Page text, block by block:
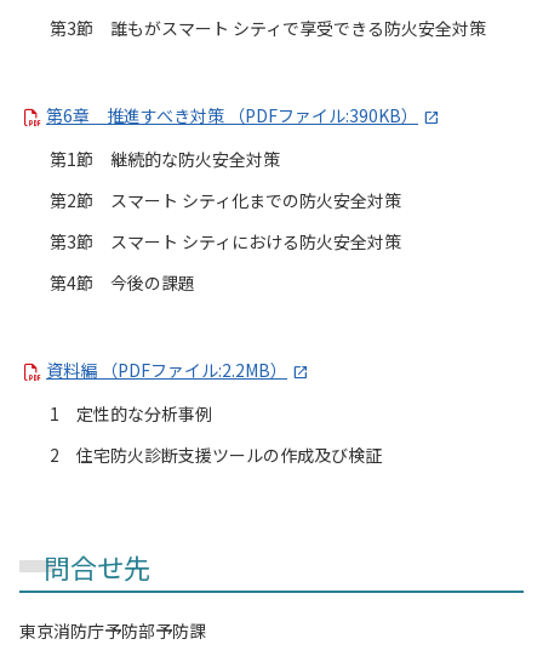
第3節 誰もがスマート シティで享受できる防火安全対策
第6章 推進すべき対策 （PDFファイル:390KB）
第1節 継続的な防火安全対策
第2節 スマート シティ化までの防火安全対策
第3節 スマート シティにおける防火安全対策
第4節 今後の課題
資料編 （PDFファイル:2.2MB）
1 定性的な分析事例
2 住宅防火診断支援ツールの作成及び検証
問合せ先
東京消防庁予防部予防課